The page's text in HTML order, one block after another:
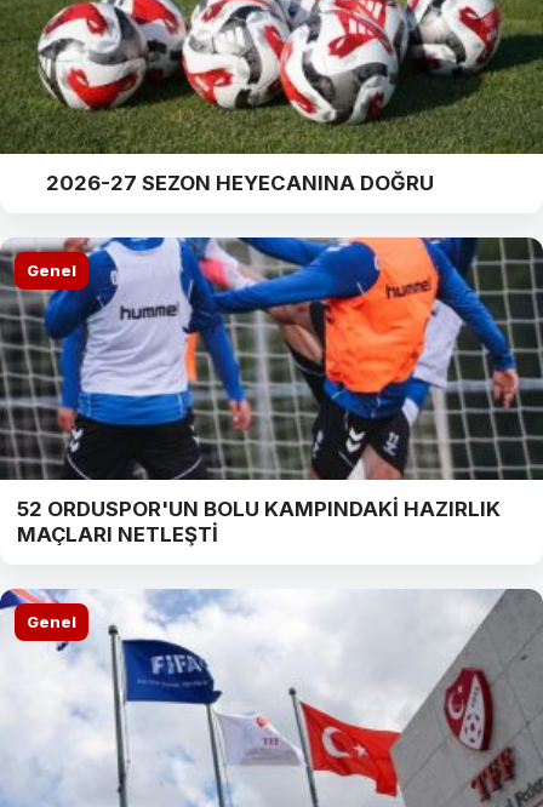
2026-27 SEZON HEYECANINA DOĞRU
Genel
52 ORDUSPOR'UN BOLU KAMPINDAKİ HAZIRLIK
MAÇLARI NETLEŞTİ
Genel